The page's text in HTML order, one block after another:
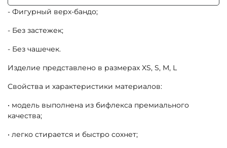
- Фигурный верх-бандо;
- Без застежек;
- Без чашечек.
Изделие представлено в размерах XS, S, M, L
Свойства и характеристики материалов:
• модель выполнена из бифлекса премиального
качества;
• легко стирается и быстро сохнет;